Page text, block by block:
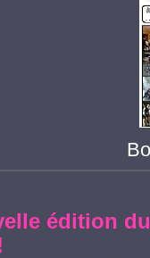
édition